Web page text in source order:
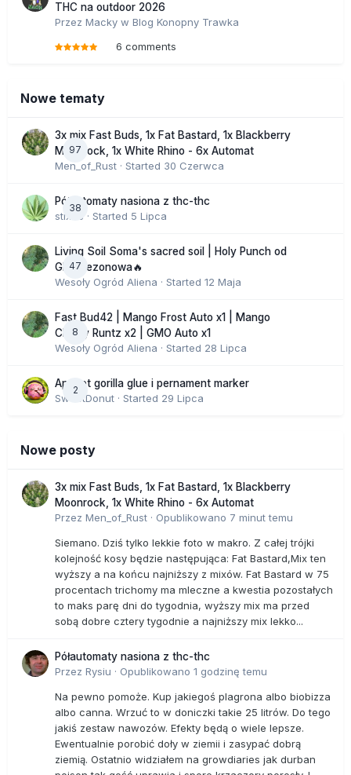
THC na outdoor 2026
Przez Macky w Blog Konopny Trawka
6 comments
Nowe tematy
97
3x mix Fast Buds, 1x Fat Bastard, 1x Blackberry
Moonrock, 1x White Rhino - 6x Automat
Men_of_Rust · Started 30 Czerwca
38
Półautomaty nasiona z thc-thc
stix33 · Started 5 Lipca
47
Living Soil Soma's sacred soil | Holy Punch od
GHS sezonowa🔥
Wesoły Ogród Aliena · Started 12 Maja
8
Fast Bud42 | Mango Frost Auto x1 | Mango
Cherry Runtz x2 | GMO Auto x1
Wesoły Ogród Aliena · Started 28 Lipca
2
Apricot gorilla glue i pernament marker
SweetDonut · Started 29 Lipca
Nowe posty
3x mix Fast Buds, 1x Fat Bastard, 1x Blackberry
Moonrock, 1x White Rhino - 6x Automat
Przez Men_of_Rust · Opublikowano 7 minut temu
Siemano. Dziś tylko lekkie foto w makro. Z całej trójki
kolejność kosy będzie następująca: Fat Bastard,Mix ten
wyższy a na końcu najniższy z mixów. Fat Bastard w 75
procentach trichomy ma mleczne a kwestia pozostałych
to maks parę dni do tygodnia, wyższy mix ma przed
sobą dobre cztery tygodnie a najniższy mix lekko...
Półautomaty nasiona z thc-thc
Przez Rysiu · Opublikowano 1 godzinę temu
Na pewno pomoże. Kup jakiegoś plagrona albo biobizza
albo canna. Wrzuć to w doniczki takie 25 litrów. Do tego
jakiś zestaw nawozów. Efekty będą o wiele lepsze.
Ewentualnie porobić doły w ziemii i zasypać dobrą
ziemią. Ostatnio widziałem na growdiaries jak durban